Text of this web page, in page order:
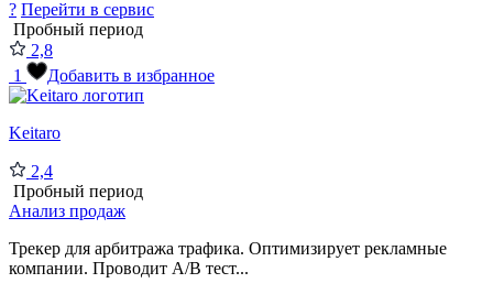
? Перейти в сервис
Пробный период
2,8
1
Добавить в избранное
Keitaro
2,4
Пробный период
Анализ продаж
Трекер для арбитража трафика. Оптимизирует рекламные
компании. Проводит А/В тест...